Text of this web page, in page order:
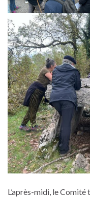
L’après-midi, le